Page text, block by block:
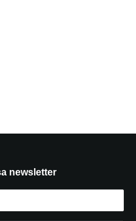
newsletter